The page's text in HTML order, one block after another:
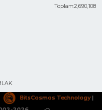
Toplam:2,690,108
BitsCosmos Technology|